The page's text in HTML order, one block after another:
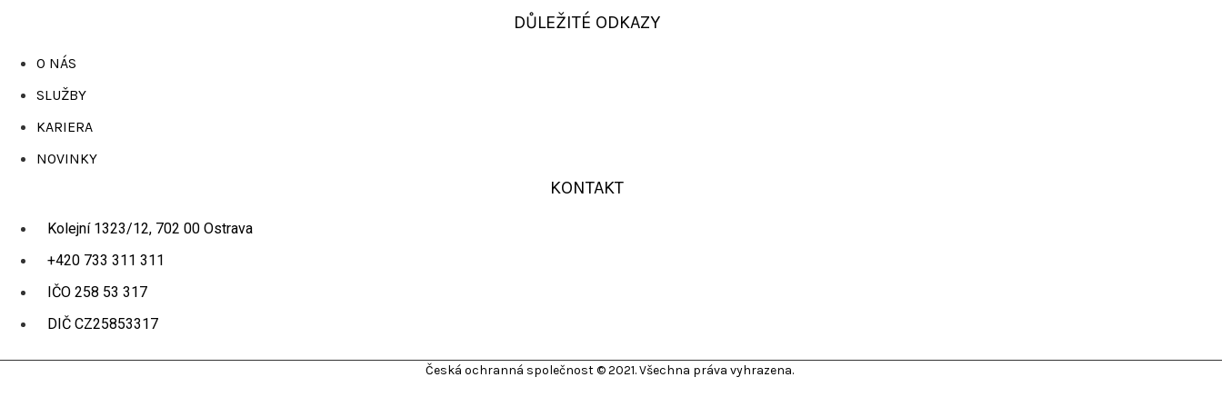
DŮLEŽITÉ ODKAZY
O NÁS
SLUŽBY
KARIERA
NOVINKY
KONTAKT
Kolejní 1323/12, 702 00 Ostrava
+420 733 311 311
IČO 258 53 317
DIČ CZ25853317
Česká ochranná společnost © 2021. Všechna práva vyhrazena.